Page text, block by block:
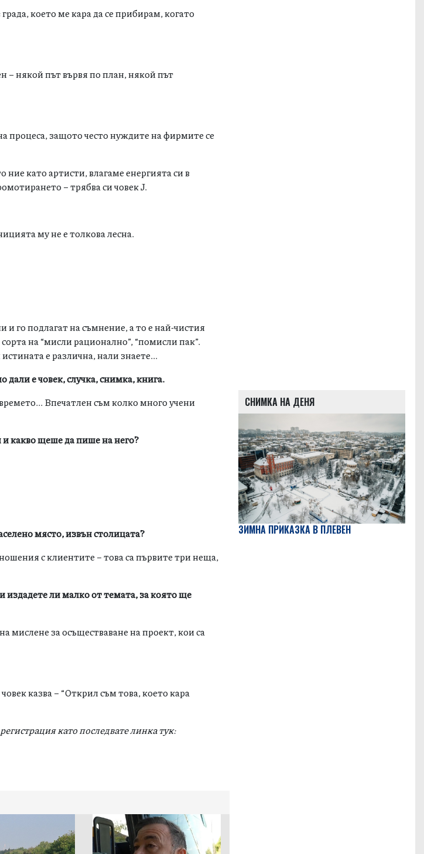
което ме кара да се прибирам, когато
– някой път вървя по план, някой път
процеса, защото често нуждите на фирмите се
като артисти, влагаме енергията си в
– трябва си човек J.
му не е толкова лесна.
го подлагат на съмнение, а то е най-чистия
на “мисли рационално”, “помисли пак”.
е различна, нали знаете...
е човек, случка, снимка, книга.
Впечатлен съм колко много учени
какво щеше да пише на него?
място, извън столицата?
с клиентите – това са първите три неща,
ли малко от темата, за която ще
мислене за осъществаване на проект, кои са
казва – “Открил съм това, което кара
като последвате линка тук:
СНИМКА НА ДЕНЯ
ЗИМНА ПРИКАЗКА В ПЛЕВЕН